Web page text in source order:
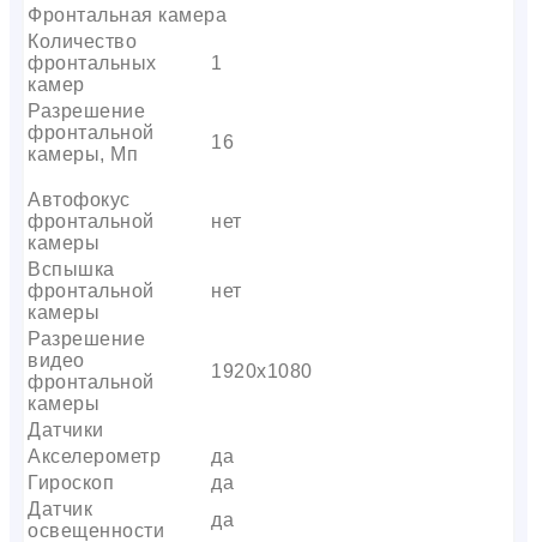
Фронтальная камера
Количество
фронтальных
камер
1
Разрешение
фронтальной
камеры, Мп
16
Автофокус
фронтальной
камеры
нет
Вспышка
фронтальной
камеры
нет
Разрешение
видео
фронтальной
камеры
1920х1080
Датчики
Акселерометр
да
Гироскоп
да
Датчик
освещенности
да